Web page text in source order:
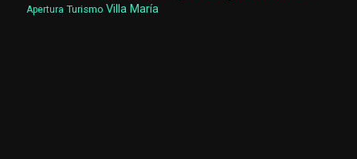
Apertura Turismo Villa María